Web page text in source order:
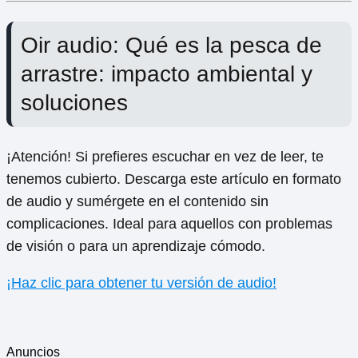
Oir audio: Qué es la pesca de
arrastre: impacto ambiental y
soluciones
¡Atención! Si prefieres escuchar en vez de leer, te
tenemos cubierto. Descarga este artículo en formato
de audio y sumérgete en el contenido sin
complicaciones. Ideal para aquellos con problemas
de visión o para un aprendizaje cómodo.
¡Haz clic para obtener tu versión de audio!
Anuncios